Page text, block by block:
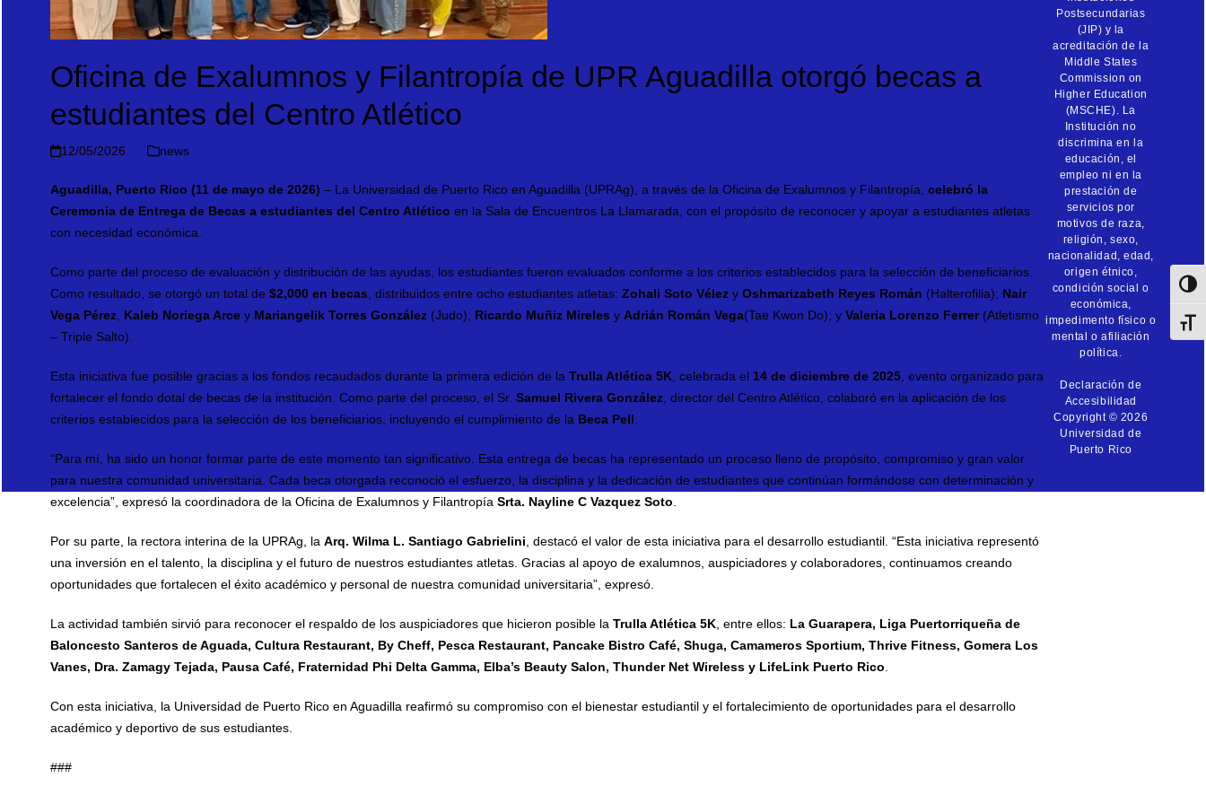
Oficina de Exalumnos y Filantropía de UPR Aguadilla otorgó becas a
estudiantes del Centro Atlético
12/05/2026 news
Aguadilla, Puerto Rico (11 de mayo de 2026) – La Universidad de Puerto Rico en Aguadilla (UPRAg), a través de la Oficina de Exalumnos y Filantropía, celebró la
Ceremonia de Entrega de Becas a estudiantes del Centro Atlético en la Sala de Encuentros La Llamarada, con el propósito de reconocer y apoyar a estudiantes atletas
con necesidad económica.
Como parte del proceso de evaluación y distribución de las ayudas, los estudiantes fueron evaluados conforme a los criterios establecidos para la selección de beneficiarios.
Como resultado, se otorgó un total de $2,000 en becas , distribuidos entre ocho estudiantes atletas: Zohali Soto Vélezy Oshmarizabeth Reyes Román (Halterofilia); Nair
Vega Pérez, Kaleb Noriega Arcey Mariangelik Torres González(Judo); Ricardo Muñiz Mireles y Adrián Román Vega(Tae Kwon Do); y Valeria Lorenzo Ferrer(Atletismo
– Triple Salto).
Esta iniciativa fue posible gracias a los fondos recaudados durante la primera edición de la Trulla Atlética 5K, celebrada el 14 de diciembre de 2025, evento organizado para
fortalecer el fondo dotal de becas de la institución. Como parte del proceso, el Sr. Samuel Rivera González, director del Centro Atlético, colaboró en la aplicación de los
criterios establecidos para la selección de los beneficiarios, incluyendo el cumplimiento de la Beca Pell
“Para mí, ha sido un honor formar parte de este momento tan significativo. Esta entrega de becas ha representado un proceso lleno de propósito, compromiso y gran valor
para nuestra comunidad universitaria. Cada beca otorgada reconoció el esfuerzo, la disciplina y la dedicación de estudiantes que continúan formándose con determinación y
excelencia”, expresó la coordinadora de la Oficina de Exalumnos y Filantropía Srta. Nayline C Vazquez Soto
Por su parte, la rectora interina de la UPRAg, la Arq. Wilma L. Santiago Gabrielini , destacó el valor de esta iniciativa para el desarrollo estudiantil. “Esta iniciativa representó
una inversión en el talento, la disciplina y el futuro de nuestros estudiantes atletas. Gracias al apoyo de exalumnos, auspiciadores y colaboradores, continuamos creando
oportunidades que fortalecen el éxito académico y personal de nuestra comunidad universitaria”, expresó.
La actividad también sirvió para reconocer el respaldo de los auspiciadores que hicieron posible la Trulla Atlética 5K, entre ellos: La Guarapera, Liga Puertorriqueña de
Baloncesto Santeros de Aguada, Cultura Restaurant, By Cheff, Pesca Restaurant, Pancake Bistro Café, Shuga, Camameros Sportium, Thrive Fitness, Gomera Los
Vanes, Dra. Zamagy Tejada, Pausa Café, Fraternidad Phi Delta Gamma, Elba’s Beauty Salon, Thunder Net Wireless y LifeLink Puerto Rico
Con esta iniciativa, la Universidad de Puerto Rico en Aguadilla reafirmó su compromiso con el bienestar estudiantil y el fortalecimiento de oportunidades para el desarrollo
académico y deportivo de sus estudiantes.
###
Postsecundarias
(JIP) y la
acreditación de la
Middle States
Commission on
Higher Education
(MSCHE). La
Institución no
discrimina en la
educación, el
empleo ni en la
prestación de
servicios por
motivos de raza,
religión, sexo,
nacionalidad, edad,
origen étnico,
condición social o
económica,
impedimento físico o
mental o afiliación
política.
Declaración de
Accesibilidad
Copyright © 2026
Universidad de
Puerto Rico